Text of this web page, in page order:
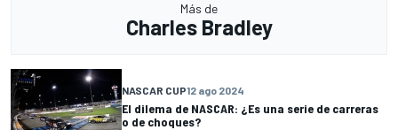
Más de
Charles Bradley
NASCAR CUP12 ago 2024
El dilema de NASCAR: ¿Es una serie de carreras
o de choques?